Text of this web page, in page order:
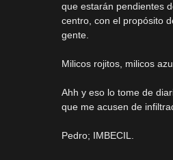
que estarán pendientes
centro, con el propósito
gente.
Milicos rojitos, milicos
Ahh y eso lo tome de
que me acusen de
Pedro; IMBECIL.